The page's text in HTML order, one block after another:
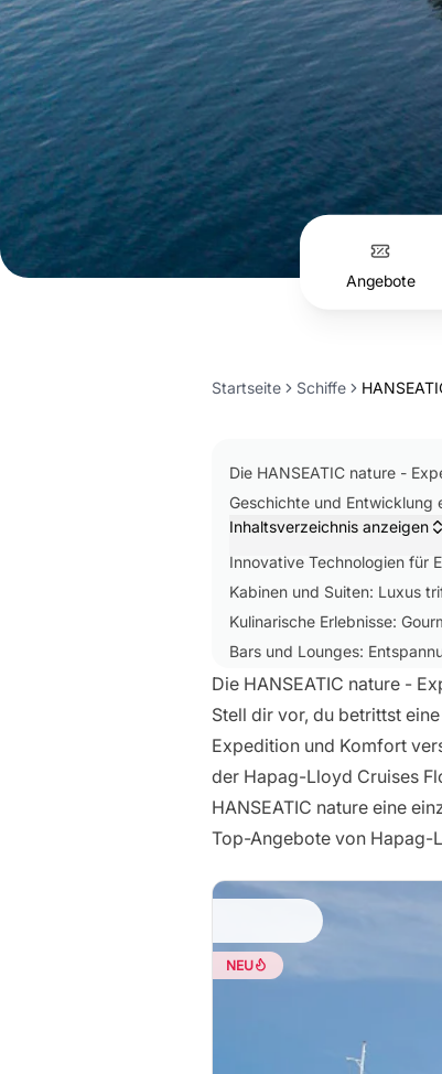
Angebote
Startseite Schiffe
Die HANSEATIC nature -
Geschichte und Entwicklung
Technische Daten und
Innovative Technologien für
Kabinen und Suiten: Luxus
Kulinarische Erlebnisse:
Bars und Lounges:
Wellness und Fitness:
Expeditions-Highlights und
Routen und Destinationen:
Nachhaltigkeit und
Preise und Buchung
Expeditionsreisen auf
Inhaltsverzeichnis anzeigen
Die HANSEATIC nature -
Stell dir vor, du betrittst
Expedition und Komfort
der Hapag-Lloyd Cruises
HANSEATIC nature eine
Top-Angebote von Hapag-
NEU